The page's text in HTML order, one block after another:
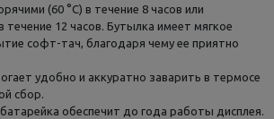
(60 °C) в течение 8 часов или
течение 12 часов. Бутылка имеет мягкое
софт-тач, благодаря чему ее приятно
удобно и аккуратно заварить в термосе
сбор.
обеспечит до года работы дисплея.